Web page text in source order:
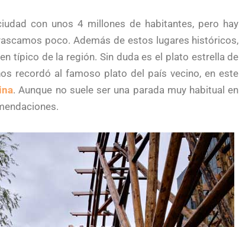
con unos 4 millones de habitantes, pero hay
poco. Además de estos lugares históricos,
típico de la región. Sin duda es el plato estrella de
recordó al famoso plato del país vecino, en este
. Aunque no suele ser una parada muy habitual en